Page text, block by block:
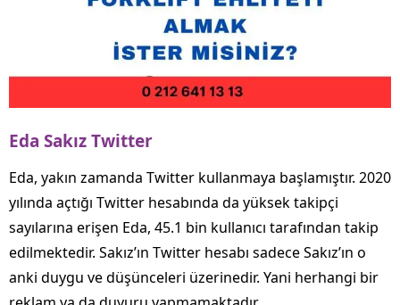
Eda Sakız Twitter
Eda, yakın zamanda Twitter kullanmaya başlamıştır. 2020
yılında açtığı Twitter hesabında da yüksek takipçi
sayılarına erişen Eda, 45.1 bin kullanıcı tarafından takip
edilmektedir. Sakız’ın Twitter hesabı sadece Sakız’ın o
anki duygu ve düşünceleri üzerinedir. Yani herhangi bir